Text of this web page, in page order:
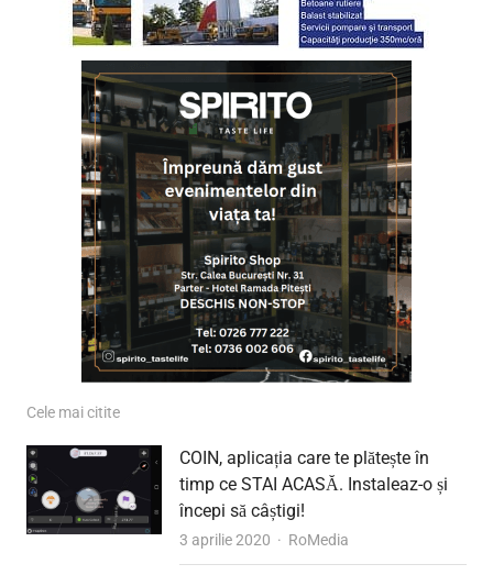
Cele mai citite
COIN, aplicația care te plătește în
timp ce STAI ACASĂ. Instaleaz-o și
începi să câștigi!
3 aprilie 2020 Author
RoMedia